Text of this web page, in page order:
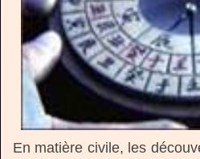
En matière civile, les